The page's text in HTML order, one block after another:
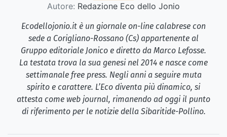
Autore: Redazione Eco dello Jonio
Ecodellojonio.it è un giornale on-line calabrese con
sede a Corigliano-Rossano (Cs) appartenente al
Gruppo editoriale Jonico e diretto da Marco Lefosse.
La testata trova la sua genesi nel 2014 e nasce come
settimanale free press. Negli anni a seguire muta
spirito e carattere. L’Eco diventa più dinamico, si
attesta come web journal, rimanendo ad oggi il punto
di riferimento per le notizie della Sibaritide-Pollino.